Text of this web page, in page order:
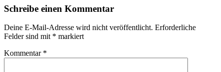
Schreibe einen Kommentar
Deine E-Mail-Adresse wird nicht veröffentlicht. Erforderliche
Felder sind mit * markiert
Kommentar *